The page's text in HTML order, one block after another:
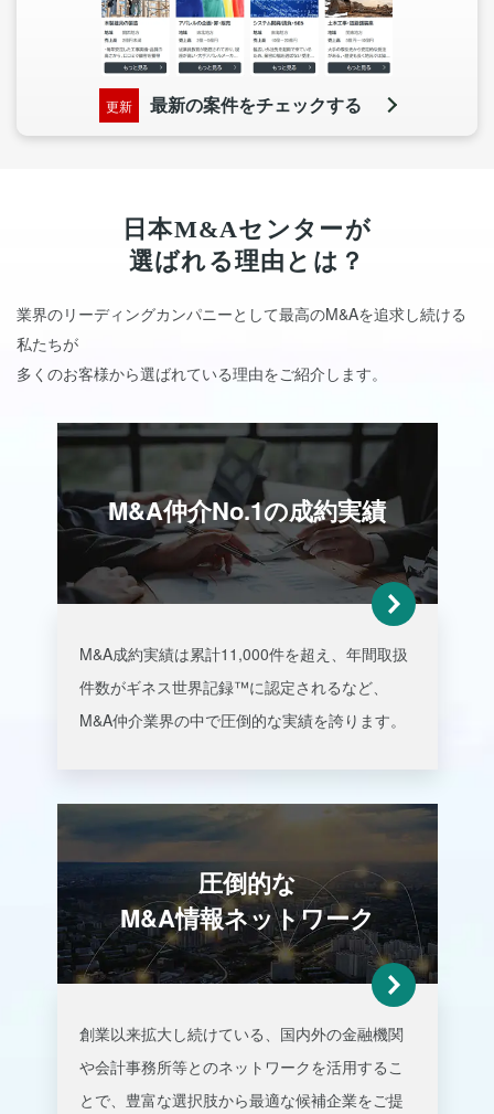
更新 最新の案件をチェックする
日本M&Aセンターが
選ばれる理由とは？
業界のリーディングカンパニーとして最高のM&Aを追求し続ける
私たちが
多くのお客様から選ばれている理由をご紹介します。
M&A仲介No.1の成約実績
M&A成約実績は累計11,000件を超え、年間取扱
件数がギネス世界記録™に認定されるなど、
M&A仲介業界の中で圧倒的な実績を誇ります。
圧倒的な
M&A情報ネットワーク​
創業以来拡大し続けている、 国内外の金融機関
や会計事務所等とのネットワークを活用するこ
とで、 豊富な選択肢から最適な候補企業をご提